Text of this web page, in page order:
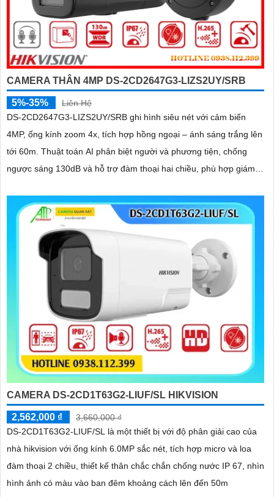
CAMERA THÂN 4MP DS-2CD2647G3-LIZS2UY/SRB
5%-35%
Liên Hệ
DS-2CD2647G3-LIZS2UY/SRB ghi hình siêu nét với cảm biến
4MP, ống kính zoom 4x, tích hợp hồng ngoại – ánh sáng trắng lên
tới 60m. Thuật toán AI phân biệt người và phương tiện, chống
ngược sáng 130dB và hỗ trợ đàm thoại hai chiều, phù hợp giám
CAMERA DS-2CD1T63G2-LIUF/SL HIKVISION
2,562,000 ₫
3,660,000 ₫
DS-2CD1T63G2-LIUF/SL là một thiết bị với độ phân giải cao của
nhà hikvision với ống kính 6.0MP sắc nét, tích hợp micro và loa
đàm thoại 2 chiều, thiết kế thân chắc chắn chống nước IP 67, nhìn
hình ảnh có màu vào ban đêm khoảng cách lên đến 50m